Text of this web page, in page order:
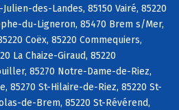
des-Landes, 85150 Vairé, 85220
du-Ligneron, 85470 Brem s/Mer,
Coëx, 85220 Commequiers,
La Chaize-Giraud, 85220
85270 Notre-Dame-de-Riez,
85270 St-Hilaire-de-Riez, 85220 St-
de-Brem, 85220 St-Révérend,